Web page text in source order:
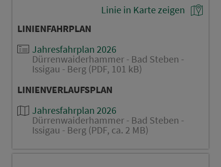
Linie in Karte zeigen
LINIENFAHRPLAN
Jahresfahrplan 2026
Dürrenwaiderhammer - Bad Steben -
Issigau - Berg (PDF, 101 kB)
LINIENVERLAUFSPLAN
Jahresfahrplan 2026
Dürrenwaiderhammer - Bad Steben -
Issigau - Berg (PDF, ca. 2 MB)